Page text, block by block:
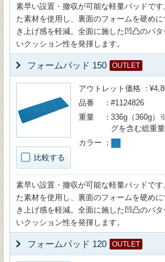
素早い設置・撤収が可能な軽量パッドで
た素材を使用し、裏面のフォームを硬め
き上げ感を軽減。全面に施した凹凸のパ
いクッション性を発揮します。
フォームパッド 150 OUTLET
比較する
アウトレット価格
品番
#1124826
重量
336g（360g）
グを含む総重量
カラー
素早い設置・撤収が可能な軽量パッドで
た素材を使用し、裏面のフォームを硬め
き上げ感を軽減。全面に施した凹凸のパ
いクッション性を発揮します。
フォームパッド 120 OUTLET